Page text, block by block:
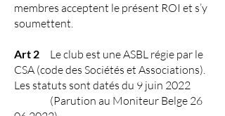
membres acceptent le présent ROI et s’y
soumettent.
Art 2 Le club est une ASBL régie par le
CSA (code des Sociétés et Associations).
Les statuts sont datés du 9 juin 2022
(Parution au Moniteur Belge 26